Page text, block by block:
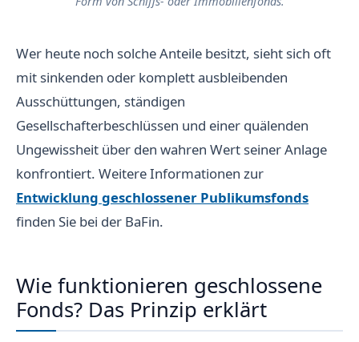
Wer heute noch solche Anteile besitzt, sieht sich oft
mit sinkenden oder komplett ausbleibenden
Ausschüttungen, ständigen
Gesellschafterbeschlüssen und einer quälenden
Ungewissheit über den wahren Wert seiner Anlage
konfrontiert. Weitere Informationen zur
Entwicklung geschlossener Publikumsfonds
finden Sie bei der BaFin.
Wie funktionieren geschlossene
Fonds? Das Prinzip erklärt